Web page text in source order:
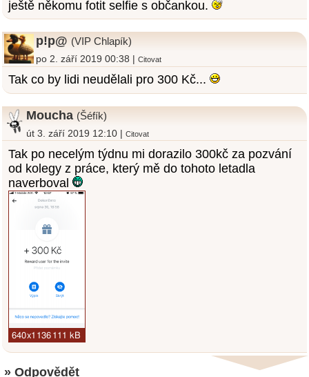
ještě někomu fotit selfie s občankou.
p!p@ (VIP Chlapík)
po 2. září 2019 00:38 |Citovat
Tak co by lidi neudělali pro 300 Kč...
Moucha (Šéfík)
út 3. září 2019 12:10 | Citovat
Tak po necelým týdnu mi dorazilo 300kč za pozvání
od kolegy z práce, který mě do tohoto letadla
naverboval
» Odpovědět